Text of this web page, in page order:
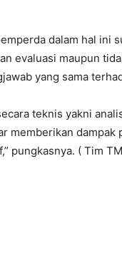
dalam hal ini
evaluasi maupun
yang sama
teknis yakni
memberikan dampak
pungkasnya. ( Tim